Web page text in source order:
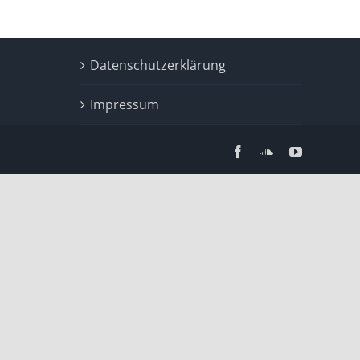
Datenschutzerklärung
Impressum
FacebookSoundCloud
YouTube